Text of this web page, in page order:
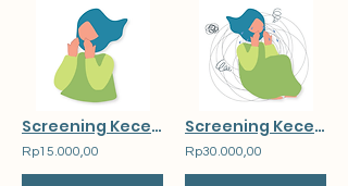
Screening Kecenderungan Keputusasaan
Rp15.000,00
Screening Kecenderungan Kecemasan
Rp30.000,00